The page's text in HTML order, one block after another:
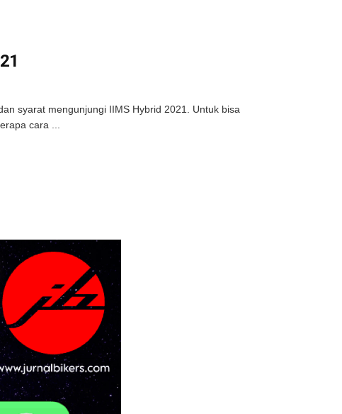
syarat mengunjungi IIMS Hybrid 2021. Untuk bisa
cara ...